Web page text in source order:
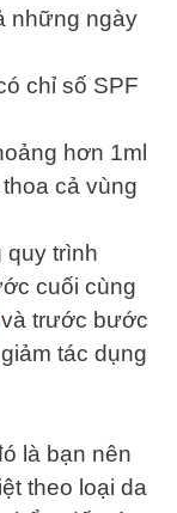
những ngày
chỉ số SPF
hơn 1ml
cả vùng
quy trình
cuối cùng
và trước bước
tác dụng
là bạn nên
theo loại da